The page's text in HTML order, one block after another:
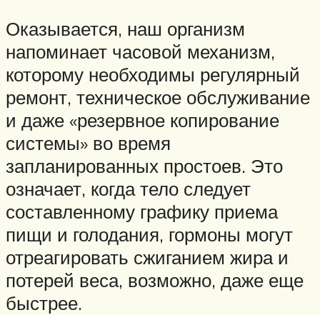
Оказывается, наш организм
напоминает часовой механизм,
которому необходимы регулярный
ремонт, техническое обслуживание
и даже «резервное копирование
системы» во время
запланированных простоев. Это
означает, когда тело следует
составленному графику приема
пищи и голодания, гормоны могут
отреагировать сжиганием жира и
потерей веса, возможно, даже еще
быстрее.